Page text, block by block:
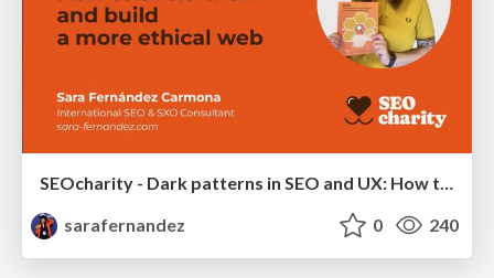
SEOcharity - Dark patterns in SEO and UX: How to avoid them and build a more ethical web
sarafernandez
0 240